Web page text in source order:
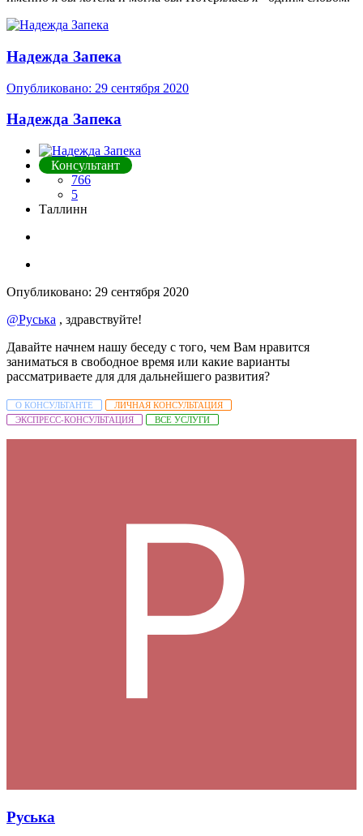
Надежда Запека
Опубликовано: 29 сентября 2020
Надежда Запека
Консультант
766
5
Таллинн
Опубликовано: 29 сентября 2020
@Руська , здравствуйте!
Давайте начнем нашу беседу с того, чем Вам нравится
заниматься в свободное время или какие варианты
рассматриваете для для дальнейшего развития?
О КОНСУЛЬТАНТЕ
ЛИЧНАЯ КОНСУЛЬТАЦИЯ
ЭКСПРЕСС-КОНСУЛЬТАЦИЯ
ВСЕ УСЛУГИ
Руська